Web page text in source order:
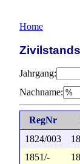
Home
Jahrgang:
Nachname:
RegNr
1824/003
1851/-